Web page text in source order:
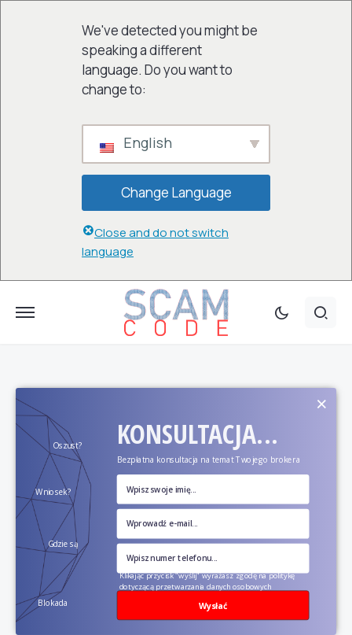
We've detected you might be
speaking a different
language. Do you want to
change to:
English
Change Language
Close and do not switch
language
KONSULTACJA...
Bezpłatna konsultacja na temat Twojego brokera
Oszust?
Wniosek?
Gdzie są
pieniądze?
Blokada
Wysłać
×
Klikając przycisk "wyślij" wyrażasz zgodę na politykę
dotyczącą przetwarzania danych osobowych